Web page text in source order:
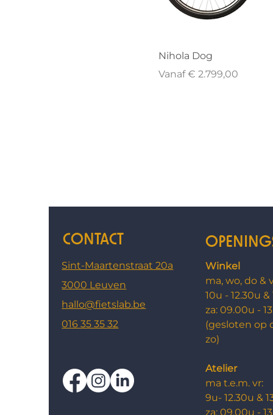
Nihola Dog
Vanaf€ 2.799,00
Verkoopprijs
CONTACT
Sint-Maartenstraat 20a
3000 Leuven
hallo@fietslab.be
016 35 35 32
Winkel
ma, wo, do &
10u - 12.30u &
za: ​09.00u -
(gesloten op
zo)
Atelier
ma t.e.m. vr:
9u- 12.30u &
za: 09.00u -